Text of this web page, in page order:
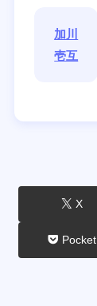
加川
壱互
X
Pocket